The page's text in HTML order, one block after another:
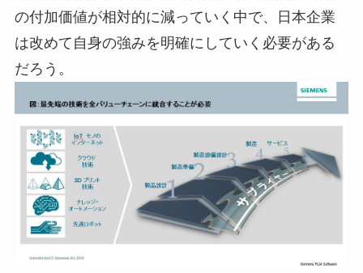
の付加価値が相対的に減っていく中で、日本企業
は改めて自身の強みを明確にしていく必要がある
だろう。